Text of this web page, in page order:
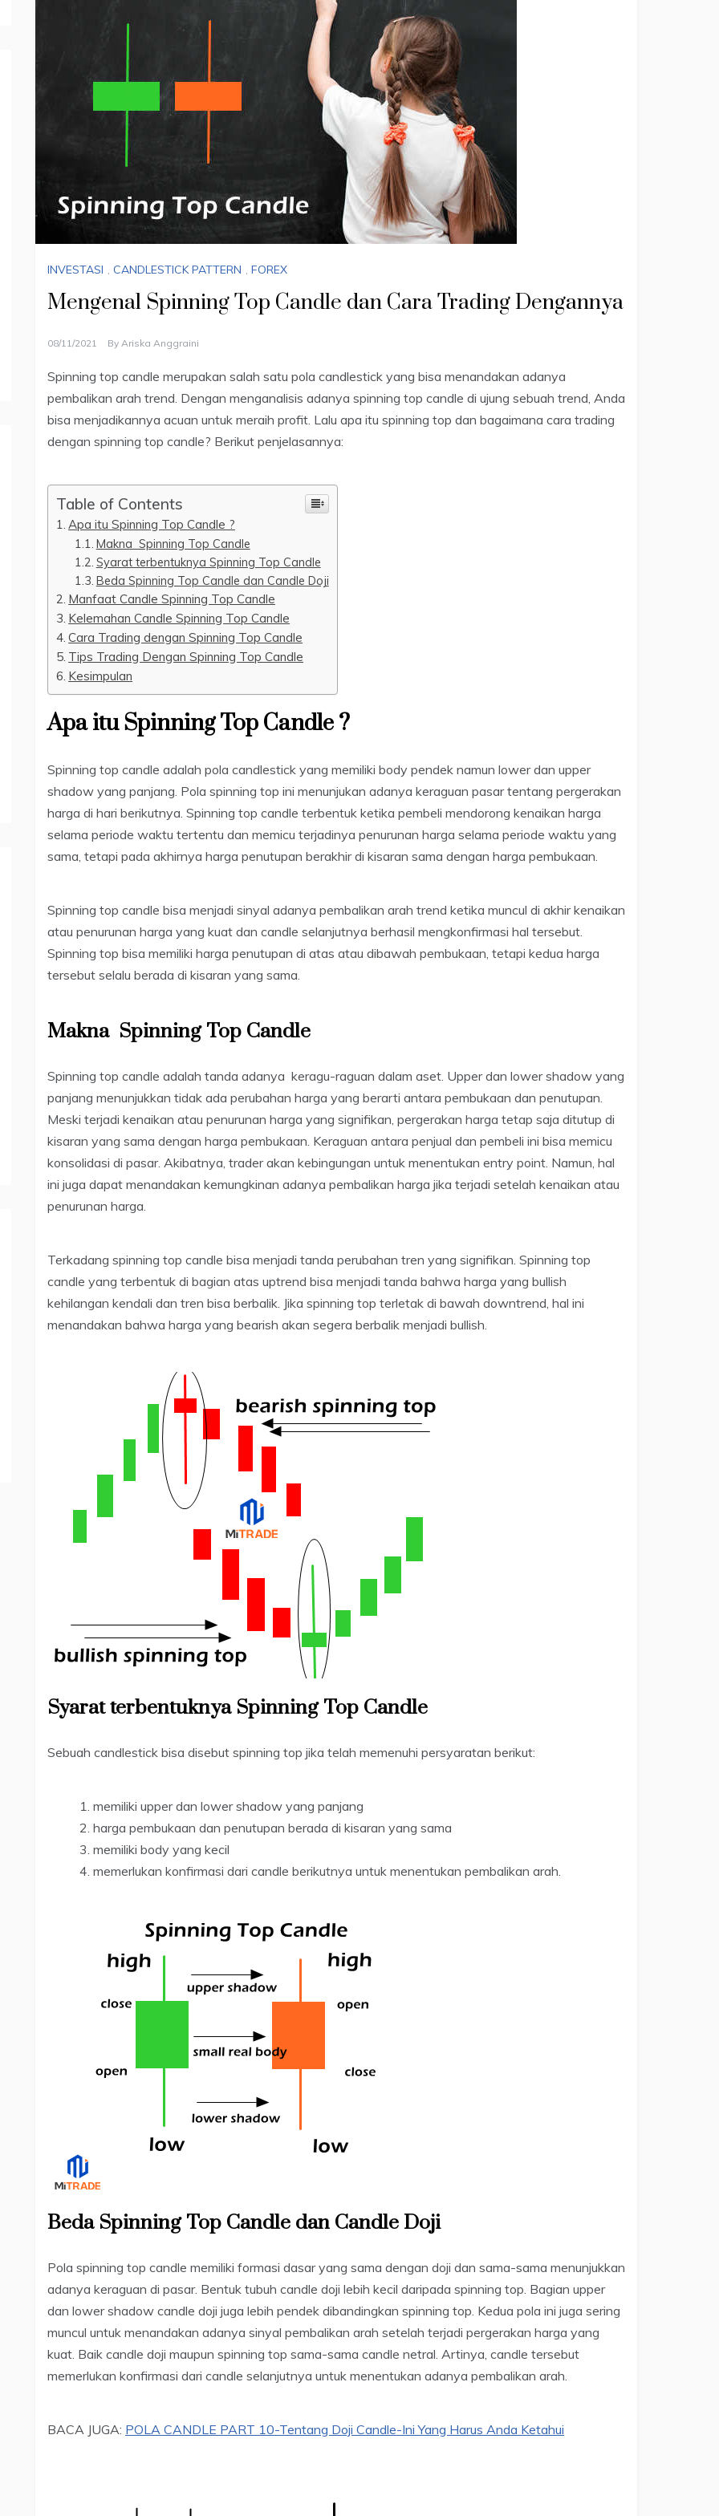
INVESTASI , CANDLESTICK PATTERN , FOREX
Mengenal Spinning Top Candle dan Cara Trading Dengannya
08/11/2021 By Ariska Anggraini
Spinning top candle merupakan salah satu pola candlestick yang bisa menandakan adanya
pembalikan arah trend. Dengan menganalisis adanya spinning top candle di ujung sebuah trend, Anda
bisa menjadikannya acuan untuk meraih profit. Lalu apa itu spinning top dan bagaimana cara trading
dengan spinning top candle? Berikut penjelasannya:
Table of Contents
Apa itu Spinning Top Candle ?
Makna Spinning Top Candle
Syarat terbentuknya Spinning Top Candle
Beda Spinning Top Candle dan Candle Doji
Manfaat Candle Spinning Top Candle
Kelemahan Candle Spinning Top Candle
Cara Trading dengan Spinning Top Candle
Tips Trading Dengan Spinning Top Candle
Kesimpulan
Apa itu Spinning Top Candle ?
Spinning top candle adalah pola candlestick yang memiliki body pendek namun lower dan upper
shadow yang panjang. Pola spinning top ini menunjukan adanya keraguan pasar tentang pergerakan
harga di hari berikutnya. Spinning top candle terbentuk ketika pembeli mendorong kenaikan harga
selama periode waktu tertentu dan memicu terjadinya penurunan harga selama periode waktu yang
sama, tetapi pada akhirnya harga penutupan berakhir di kisaran sama dengan harga pembukaan.
Spinning top candle bisa menjadi sinyal adanya pembalikan arah trend ketika muncul di akhir kenaikan
atau penurunan harga yang kuat dan candle selanjutnya berhasil mengkonfirmasi hal tersebut.
Spinning top bisa memiliki harga penutupan di atas atau dibawah pembukaan, tetapi kedua harga
tersebut selalu berada di kisaran yang sama.
Makna Spinning Top Candle
Spinning top candle adalah tanda adanya keragu-raguan dalam aset. Upper dan lower shadow yang
panjang menunjukkan tidak ada perubahan harga yang berarti antara pembukaan dan penutupan.
Meski terjadi kenaikan atau penurunan harga yang signifikan, pergerakan harga tetap saja ditutup di
kisaran yang sama dengan harga pembukaan. Keraguan antara penjual dan pembeli ini bisa memicu
konsolidasi di pasar. Akibatnya, trader akan kebingungan untuk menentukan entry point. Namun, hal
ini juga dapat menandakan kemungkinan adanya pembalikan harga jika terjadi setelah kenaikan atau
penurunan harga.
Terkadang spinning top candle bisa menjadi tanda perubahan tren yang signifikan. Spinning top
candle yang terbentuk di bagian atas uptrend bisa menjadi tanda bahwa harga yang bullish
kehilangan kendali dan tren bisa berbalik. Jika spinning top terletak di bawah downtrend, hal ini
menandakan bahwa harga yang bearish akan segera berbalik menjadi bullish.
Syarat terbentuknya Spinning Top Candle
Sebuah candlestick bisa disebut spinning top jika telah memenuhi persyaratan berikut:
memiliki upper dan lower shadow yang panjang
harga pembukaan dan penutupan berada di kisaran yang sama
memiliki body yang kecil
memerlukan konfirmasi dari candle berikutnya untuk menentukan pembalikan arah.
Beda Spinning Top Candle dan Candle Doji
Pola spinning top candle memiliki formasi dasar yang sama dengan doji dan sama-sama menunjukkan
adanya keraguan di pasar. Bentuk tubuh candle doji lebih kecil daripada spinning top. Bagian upper
dan lower shadow candle doji juga lebih pendek dibandingkan spinning top. Kedua pola ini juga sering
muncul untuk menandakan adanya sinyal pembalikan arah setelah terjadi pergerakan harga yang
kuat. Baik candle doji maupun spinning top sama-sama candle netral. Artinya, candle tersebut
memerlukan konfirmasi dari candle selanjutnya untuk menentukan adanya pembalikan arah.
BACA JUGA: POLA CANDLE PART 10-Tentang Doji Candle-Ini Yang Harus Anda Ketahui